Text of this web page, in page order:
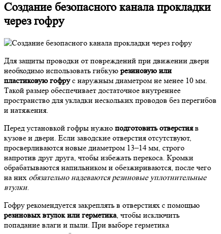
Создание безопасного канала прокладки
через гофру
Для защиты проводки от повреждений при движении двери
необходимо использовать гибкую резиновую или
пластиковую гофрус наружным диаметром не менее 10 мм.
Такой размер обеспечивает достаточное внутреннее
пространство для укладки нескольких проводов без перегибов
и натяжения.
Перед установкой гофры нужно подготовить отверстияв
кузове и двери. Если заводские отверстия отсутствуют,
просверливаются новые диаметром 13–14 мм, строго
напротив друг друга, чтобы избежать перекоса. Кромки
обрабатываются напильником и обезжириваются, после чего
на них обязательно надеваются резиновые уплотнительные
втулки.
Гофру рекомендуется закреплять в отверстиях с помощью
резиновых втулок или герметика, чтобы исключить
попадание влаги и пыли. При выборе герметика